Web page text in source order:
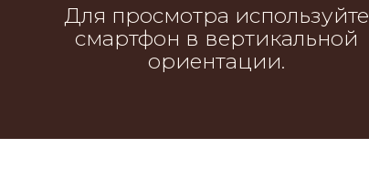
Для просмотра используйте
смартфон в вертикальной
ориентации.